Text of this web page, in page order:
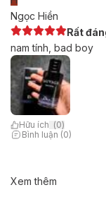
Ngọc Hiền
Rất
nam tính, bad boy
Hữu ích (0)
Bình luận (0)
Xem thêm